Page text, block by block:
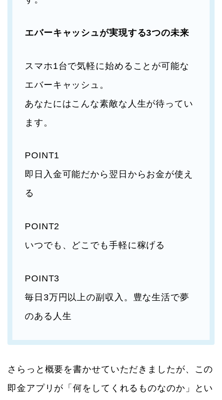
エバーキャッシュが実現する3つの未来
スマホ1台で気軽に始めることが可能な
エバーキャッシュ。
あなたにはこんな素敵な人生が待ってい
ます。
POINT1
即日入金可能だから翌日からお金が使え
る
POINT2
いつでも、どこでも手軽に稼げる
POINT3
毎日3万円以上の副収入。豊な生活で夢
のある人生
さらっと概要を書かせていただきましたが、この
即金アプリが「何をしてくれるものなのか」とい